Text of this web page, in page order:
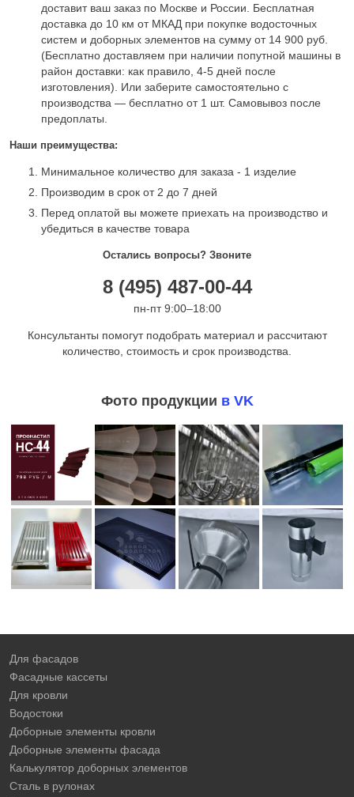
доставит ваш заказ по Москве и России. Бесплатная
доставка до 10 км от МКАД при покупке водосточных
систем и доборных элементов на сумму от 14 900 руб.
(Бесплатно доставляем при наличии попутной машины в
район доставки: как правило, 4-5 дней после
изготовления). Или заберите самостоятельно с
производства — бесплатно от 1 шт. Самовывоз после
предоплаты.
Наши преимущества:
Минимальное количество для заказа - 1 изделие
Производим в срок от 2 до 7 дней
Перед оплатой вы можете приехать на производство и
убедиться в качестве товара
Остались вопросы? Звоните
8 (495) 487-00-44
пн-пт 9:00–18:00
Консультанты помогут подобрать материал и рассчитают
количество, стоимость и срок производства.
Фото продукции в VK
Для фасадов
Фасадные кассеты
Для кровли
Водостоки
Доборные элементы кровли
Доборные элементы фасада
Калькулятор доборных элементов
Сталь в рулонах